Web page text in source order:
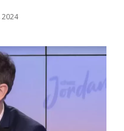
2024